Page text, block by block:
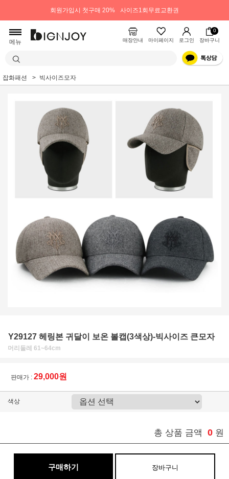
회원가입시 첫구매 20% 사이즈1회무료교환권
메뉴 매장안내 마이페이지 로그인
0
장바구니
잡화패션 빅사이즈모자
Y29127 헤링본 귀달이 보온 볼캡(3색상)-빅사이즈 큰모자
머리둘레 61~64cm
판매가 : 29,000원
색상
총 상품 금액 0 원
구매하기 장바구니